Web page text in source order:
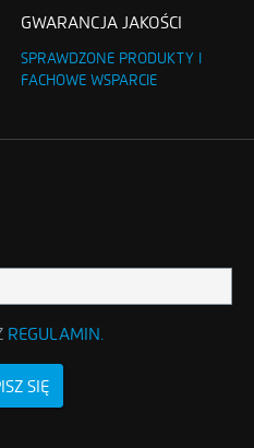
GWARANCJA JAKOŚCI
SPRAWDZONE PRODUKTY I
FACHOWE WSPARCIE
REGULAMIN.
SIĘ